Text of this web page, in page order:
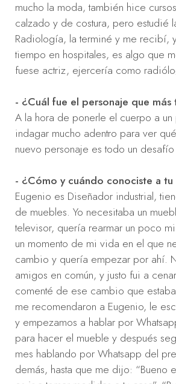
mucho la moda, también hice
calzado y de costura, pero estudié
Radiología, la terminé y me recibí,
tiempo en hospitales, es algo que
fuese actriz, ejercería como
- ¿Cuál fue el personaje que más
A la hora de ponerle el cuerpo a un
indagar mucho adentro para ver
nuevo personaje es todo un desafío
- ¿Cómo y cuándo conociste a
Eugenio es Diseñador industrial,
de muebles. Yo necesitaba un
televisor, quería rearmar un poco
un momento de mi vida en el que
cambio y quería empezar por ahí.
amigos en común, y justo fui a
comenté de ese cambio que
me recomendaron a Eugenio, le
y empezamos a hablar por
para hacer el mueble y después
mes hablando por Whatsapp del
demás, hasta que me dijo: “Bueno